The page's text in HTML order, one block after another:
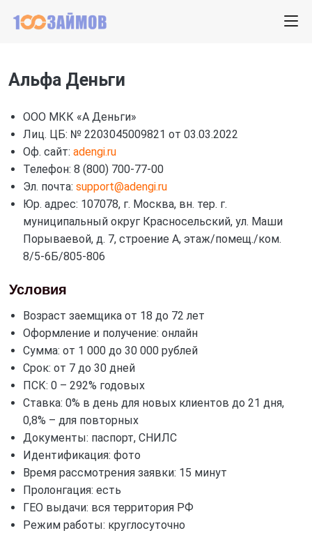
Альфа Деньги
ООО МКК «А Деньги»
Лиц. ЦБ: № 2203045009821 от 03.03.2022
Оф. сайт: adengi.ru
Телефон: 8 (800) 700-77-00
Эл. почта: support@adengi.ru
Юр. адрес: 107078, г. Москва, вн. тер. г.
муниципальный округ Красносельский, ул. Маши
Порываевой, д. 7, строение А, этаж/помещ./ком.
8/5-6Б/805-806
Условия
Возраст заемщика от 18 до 72 лет
Оформление и получение: онлайн
Сумма: от 1 000 до 30 000 рублей
Срок: от 7 до 30 дней
ПСК: 0 – 292% годовых
Ставка: 0% в день для новых клиентов до 21 дня,
0,8% – для повторных
Документы: паспорт, СНИЛС
Идентификация: фото
Время рассмотрения заявки: 15 минут
Пролонгация: есть
ГЕО выдачи: вся территория РФ
Режим работы: круглосуточно